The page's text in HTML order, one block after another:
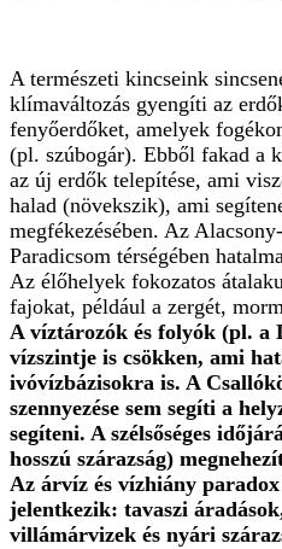
A természeti kincseink
klímaváltozás gyengíti az
fenyőerdőket, amelyek
(pl. szúbogár). Ebből fakad a
az új erdők telepítése, ami
halad (növekszik), ami
megfékezésében. Az
Paradicsom térségében
Az élőhelyek fokozatos
fajokat, például a zergét,
A víztározók és folyók (pl. a
vízszintje is csökken, ami
ivóvízbázisokra is. A
szennyezése sem segíti a
segíteni. A szélsőséges
hosszú szárazság)
Az árvíz és vízhiány
jelentkezik: tavaszi
villámárvizek és nyári